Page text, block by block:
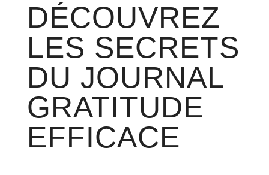
DÉCOUVREZ
LES SECRETS
DU JOURNAL
GRATITUDE
EFFICACE